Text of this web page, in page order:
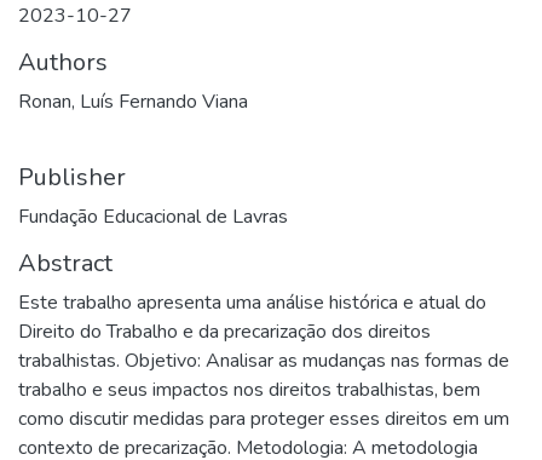
2023-10-27
Authors
Ronan, Luís Fernando Viana
Publisher
Fundação Educacional de Lavras
Abstract
Este trabalho apresenta uma análise histórica e atual do
Direito do Trabalho e da precarização dos direitos
trabalhistas. Objetivo: Analisar as mudanças nas formas de
trabalho e seus impactos nos direitos trabalhistas, bem
como discutir medidas para proteger esses direitos em um
contexto de precarização. Metodologia: A metodologia